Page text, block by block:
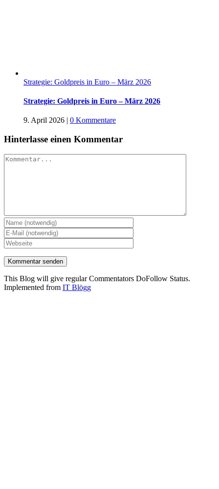
Strategie: Goldpreis in Euro – März 2026
Strategie: Goldpreis in Euro – März 2026
9. April 2026 | 0 Kommentare
Hinterlasse einen Kommentar
Kommentar
This Blog will give regular Commentators DoFollow Status.
Implemented from IT Blögg